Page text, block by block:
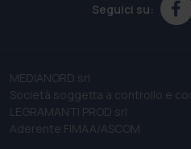
Seguici su:
MEDIANORD srl
Società soggetta a controllo e
LEGRAMANTI PROD srl
Aderente FIMAA/ASCOM